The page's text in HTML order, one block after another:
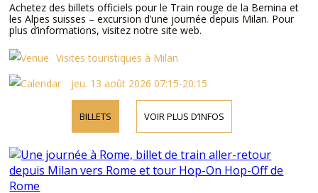
Achetez des billets officiels pour le Train rouge de la Bernina et
les Alpes suisses – excursion d’une journée depuis Milan. Pour
plus d’informations, visitez notre site web.
Visites touristiques à Milan
jeu. 13 août 2026 07:15-20:15
BILLETS VOIR PLUS D’INFOS